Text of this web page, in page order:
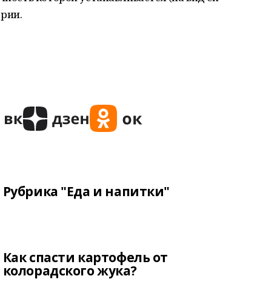
Рубрика "Еда и напитки"
Как спасти картофель от
колорадского жука?